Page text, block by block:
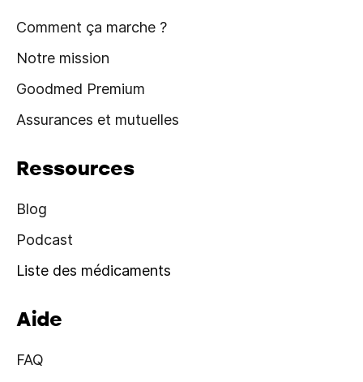
Comment ça marche ?
Notre mission
Goodmed Premium
Assurances et mutuelles
Ressources
Blog
Podcast
Liste des médicaments
Aide
FAQ